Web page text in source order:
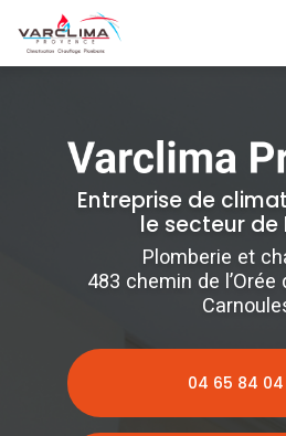
au
contenu
principal
Entreprise de
le secteur de
Plomberie et
483 chemin de l’Orée
04 65 84